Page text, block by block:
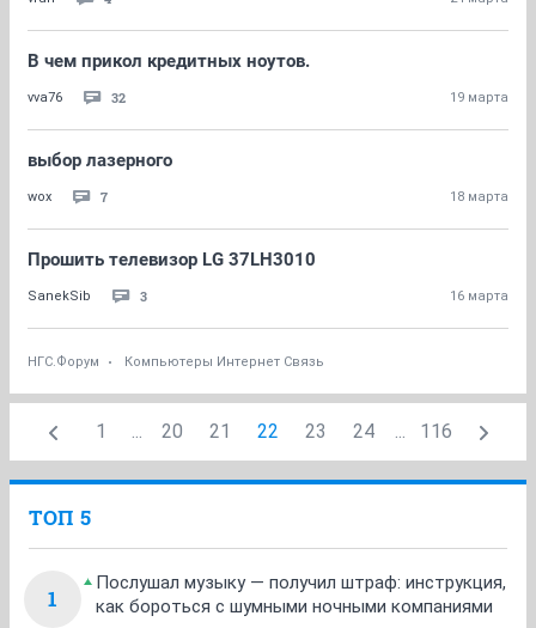
В чем прикол кредитных ноутов.
vva76 32 19 марта
выбор лазерного
wox 7 18 марта
Прошить телевизор LG 37LH3010
SanekSib 3 16 марта
НГС.Форум Компьютеры Интернет Связь
1 ... 20 21 22 23 24 ... 116
ТОП 5
1
Послушал музыку — получил штраф: инструкция,
как бороться с шумными ночными компаниями